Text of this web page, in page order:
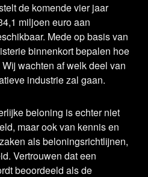
de komende vier jaar
miljoen euro aan
Mede op basis van
binnenkort bepalen hoe
wachten af welk deel van
industrie zal gaan.
beloning is echter niet
maar ook van kennis en
als beloningsrichtlijnen,
Vertrouwen dat een
beoordeeld als de